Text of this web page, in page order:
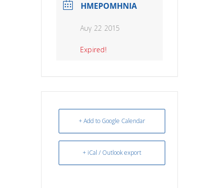
ΗΜΕΡΟΜΗΝΙΑ
Αυγ 22 2015
Expired!
+ Add to Google Calendar
+ iCal / Outlook export